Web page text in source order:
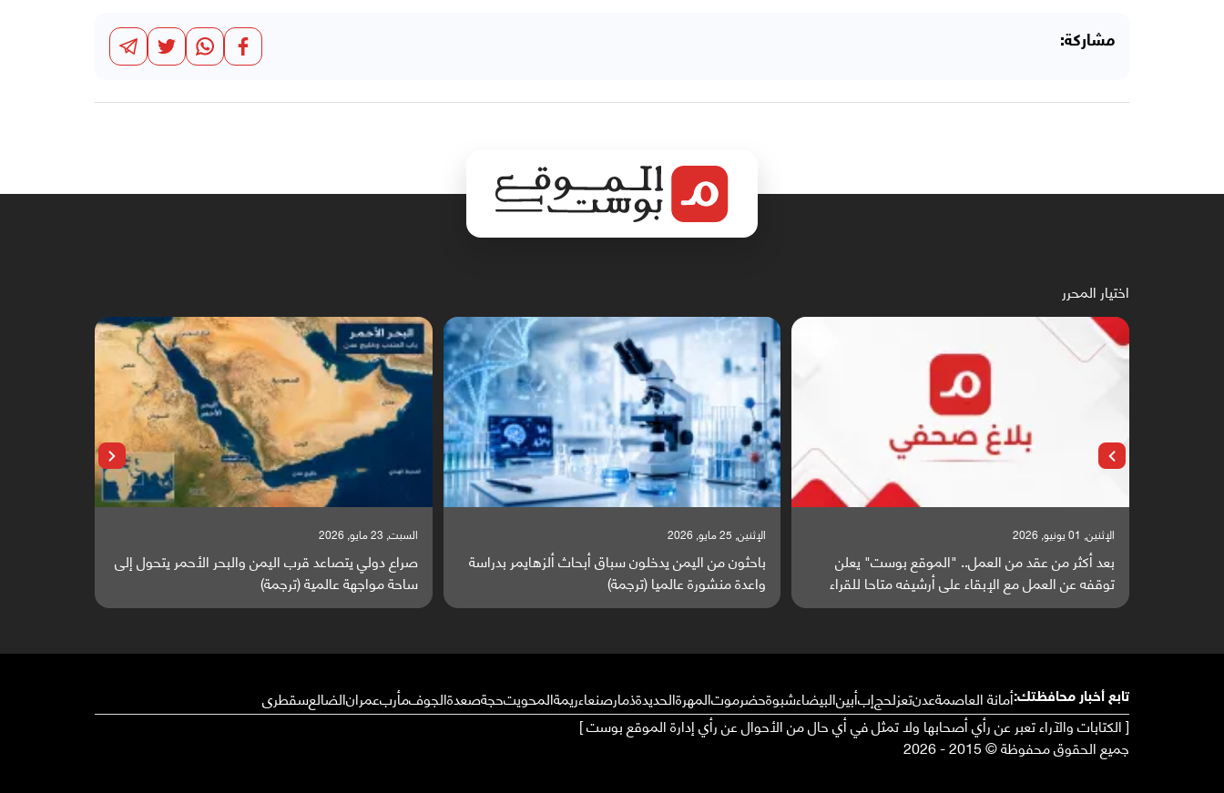
مشاركة:
اختيار المحرر
الإثنين, 01 يونيو, 2026
بعد أكثر من عقد من العمل.. "الموقع بوست" يعلن
توقفه عن العمل مع الإبقاء على أرشيفه متاحا للقراء
الإثنين, 25 مايو, 2026
باحثون من اليمن يدخلون سباق أبحاث ألزهايمر بدراسة
واعدة منشورة عالميا (ترجمة)
السبت, 23 مايو, 2026
صراع دولي يتصاعد قرب اليمن والبحر الأحمر يتحول إلى
ساحة مواجهة عالمية (ترجمة)
تابع أخبار محافظتك:أمانة العاصمةعدنتعزلحجإبأبينالبيضاءشبوةحضرموتالمهرةالحديدةذمارصنعاءريمةالمحويتحجةصعدةالجوفمأربعمرانالضالعسقطرى
[ الكتابات والآراء تعبر عن رأي أصحابها ولا تمثل في أي حال من الأحوال عن رأي إدارة الموقع بوست ]
جميع الحقوق محفوظة © 2015 - 2026